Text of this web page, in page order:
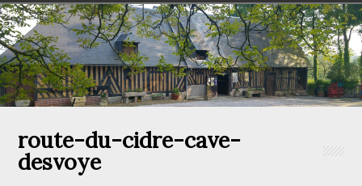
route-du-cidre-cave-
desvoye